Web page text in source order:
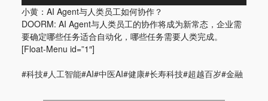
小黄：AI Agent与人类员工如何协作？
DOORM: AI Agent与人类员工的协作将成为新常态，企业需
要确定哪些任务适合自动化，哪些任务需要人类完成。
[Float-Menu id=”1″]
#科技#人工智能#AI#中医AI#健康#长寿科技#超越百岁#金融